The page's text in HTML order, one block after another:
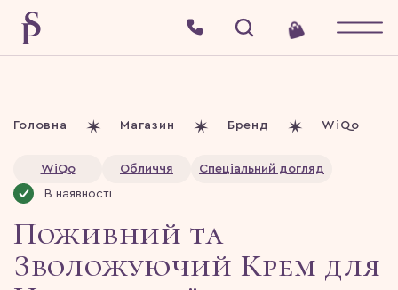
Головна Магазин Бренд WiQo
WiQo Обличчя
Спеціальний догляд
В наявності
Поживний та
Зволожуючий Крем для